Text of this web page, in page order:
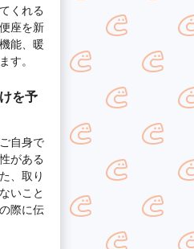
くれる
座を新
能、暖
す。
を予
自身で
がある
、取り
いこと
際に伝